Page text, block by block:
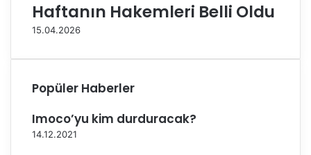
a
ı
e
Haftanın Hakemleri Belli Oldu
15.04.2026
Popüler Haberler
Imoco’yu kim durduracak?
14.12.2021